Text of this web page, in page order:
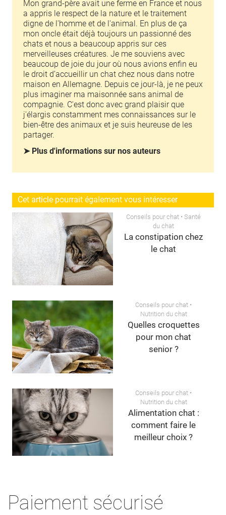
Mon grand-père avait une ferme en France et nous
a appris le respect de la nature et le traitement
digne de l'homme et de l'animal. En plus de ça
mon oncle était déjà toujours un passionné des
chats et nous a beaucoup appris sur ces
merveilleuses créatures. Je me souviens avec
beaucoup de joie du jour où nous avions enfin eu
le droit d’accueillir un chat chez nous dans notre
maison en Allemagne. Depuis ce jour-là, je ne peux
plus imaginer ma maisonnée sans animal de
compagnie. C'est donc avec grand plaisir que
j'élargis constamment mes connaissances sur le
bien-être des animaux et je suis heureuse de les
partager.
➤ Plus d'informations sur nos auteurs
Cet article pourrait également vous intéresser
Conseils pour chat • Santé
du chat
La constipation chez
le chat
Conseils pour chat •
Nutrition du chat
Quelles croquettes
pour mon chat
senior ?
Conseils pour chat •
Nutrition du chat
Alimentation chat :
comment faire le
meilleur choix ?
Paiement sécurisé